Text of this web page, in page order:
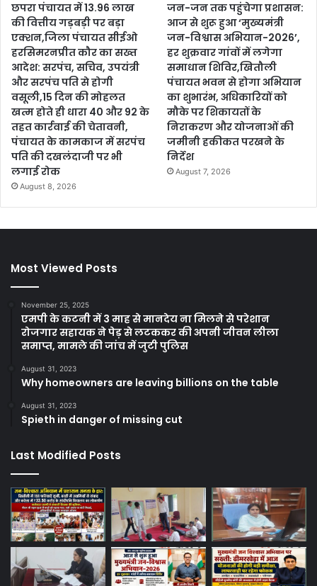
छपरा पंचायत में 13.96 लाख
की वित्तीय गड़बड़ी पर बड़ा
एक्शन,जिला पंचायत सीईओ
हरसिमरनप्रीत कौर का सख्त
आदेश: सरपंच, सचिव, उपयंत्री
और सरपंच पति से होगी
वसूली,15 दिन की मोहलत
खत्म होते ही धारा 40 और 92 के
तहत कार्रवाई की चेतावनी,
पंचायत के कामकाज में सरपंच
पति की दखलंदाजी पर भी
लगाई रोक
August 8, 2026
जन-जन तक पहुंचेगा प्रशासन:
आज से शुरू हुआ ‘मुख्यमंत्री
जन-विश्वास अभियान-2026’,
हर शुक्रवार गांवों में लगेगा
समाधान शिविर,खितौली
पंचायत भवन से होगा अभियान
का शुभारंभ, अधिकारियों को
मौके पर शिकायतों के
निराकरण और योजनाओं की
जमीनी हकीकत परखने के
निर्देश
August 7, 2026
Most Viewed Posts
November 25, 2025
एमपी के कटनी में 3 माह से मानदेय ना मिलने से परेशान
रोजगार सहायक ने पेड़ से लटककर की अपनी जीवन लीला
समाप्त, मामले की जांच में जुटी पुलिस
August 31, 2023
Why homeowners are leaving billions on the table
August 31, 2023
Spieth in danger of missing cut
Last Modified Posts